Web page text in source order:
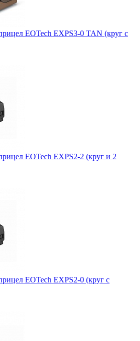
EOTech EXPS3-0 TAN (круг с
EOTech EXPS2-2 (круг и 2
EOTech EXPS2-0 (круг с